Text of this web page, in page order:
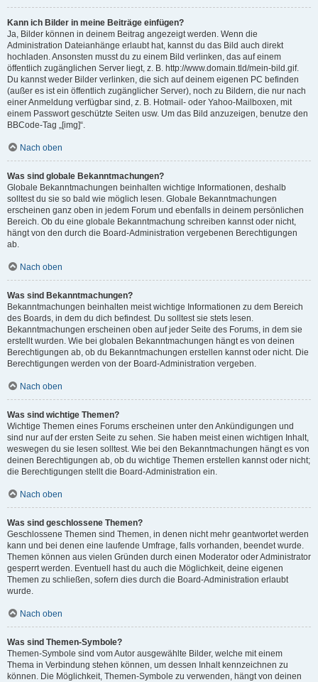
Kann ich Bilder in meine Beiträge einfügen?
Ja, Bilder können in deinem Beitrag angezeigt werden. Wenn die
Administration Dateianhänge erlaubt hat, kannst du das Bild auch direkt
hochladen. Ansonsten musst du zu einem Bild verlinken, das auf einem
öffentlich zugänglichen Server liegt, z. B. http://www.domain.tld/mein-bild.gif.
Du kannst weder Bilder verlinken, die sich auf deinem eigenen PC befinden
(außer es ist ein öffentlich zugänglicher Server), noch zu Bildern, die nur nach
einer Anmeldung verfügbar sind, z. B. Hotmail- oder Yahoo-Mailboxen, mit
einem Passwort geschützte Seiten usw. Um das Bild anzuzeigen, benutze den
BBCode-Tag „[img]“.
Nach oben
Was sind globale Bekanntmachungen?
Globale Bekanntmachungen beinhalten wichtige Informationen, deshalb
solltest du sie so bald wie möglich lesen. Globale Bekanntmachungen
erscheinen ganz oben in jedem Forum und ebenfalls in deinem persönlichen
Bereich. Ob du eine globale Bekanntmachung schreiben kannst oder nicht,
hängt von den durch die Board-Administration vergebenen Berechtigungen
ab.
Nach oben
Was sind Bekanntmachungen?
Bekanntmachungen beinhalten meist wichtige Informationen zu dem Bereich
des Boards, in dem du dich befindest. Du solltest sie stets lesen.
Bekanntmachungen erscheinen oben auf jeder Seite des Forums, in dem sie
erstellt wurden. Wie bei globalen Bekanntmachungen hängt es von deinen
Berechtigungen ab, ob du Bekanntmachungen erstellen kannst oder nicht. Die
Berechtigungen werden von der Board-Administration vergeben.
Nach oben
Was sind wichtige Themen?
Wichtige Themen eines Forums erscheinen unter den Ankündigungen und
sind nur auf der ersten Seite zu sehen. Sie haben meist einen wichtigen Inhalt,
weswegen du sie lesen solltest. Wie bei den Bekanntmachungen hängt es von
deinen Berechtigungen ab, ob du wichtige Themen erstellen kannst oder nicht;
die Berechtigungen stellt die Board-Administration ein.
Nach oben
Was sind geschlossene Themen?
Geschlossene Themen sind Themen, in denen nicht mehr geantwortet werden
kann und bei denen eine laufende Umfrage, falls vorhanden, beendet wurde.
Themen können aus vielen Gründen durch einen Moderator oder Administrator
gesperrt werden. Eventuell hast du auch die Möglichkeit, deine eigenen
Themen zu schließen, sofern dies durch die Board-Administration erlaubt
wurde.
Nach oben
Was sind Themen-Symbole?
Themen-Symbole sind vom Autor ausgewählte Bilder, welche mit einem
Thema in Verbindung stehen können, um dessen Inhalt kennzeichnen zu
können. Die Möglichkeit, Themen-Symbole zu verwenden, hängt von deinen